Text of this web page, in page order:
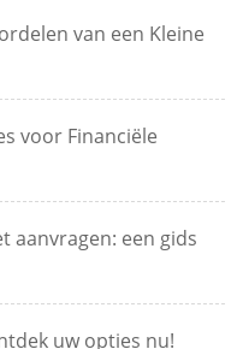
van een Kleine
voor Financiële
aanvragen: een gids
uw opties nu!